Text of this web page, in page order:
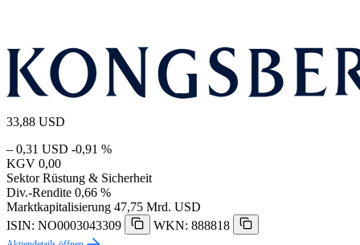
33,88 USD
– 0,31 USD -0,91 %
KGV 0,00
Sektor Rüstung & Sicherheit
Div.-Rendite 0,66 %
Marktkapitalisierung 47,75 Mrd. USD
ISIN: NO0003043309
WKN: 888818